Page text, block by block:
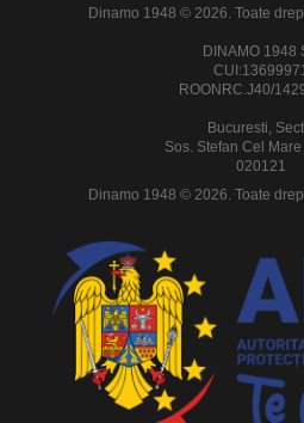
Dinamo 1948 © 2026. Toate
DINAMO 1948
ROONRC.J40/
Bucuresti,
Sos. Stefan Cel
020121
Dinamo 1948 © 2026. Toate